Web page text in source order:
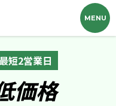
MENU
短2営業日
価格